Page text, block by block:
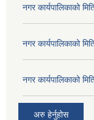
नगर कार्यपालिकाको
नगर कार्यपालिकाको
नगर कार्यपालिकाको
अरु हेर्नुहोस